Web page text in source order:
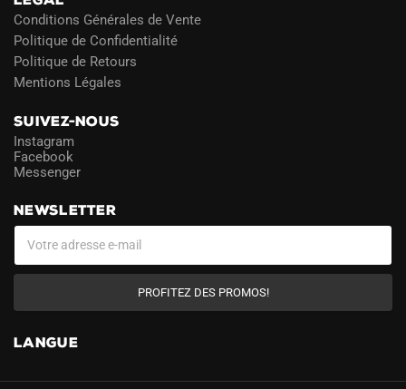
Conditions Générales de Vente
Politique de Confidentialité
Politique de Retours
Mentions Légales
SUIVEZ-NOUS
Instagram
Facebook
Messenger
NEWSLETTER
PROFITEZ DES PROMOS!
LANGUE